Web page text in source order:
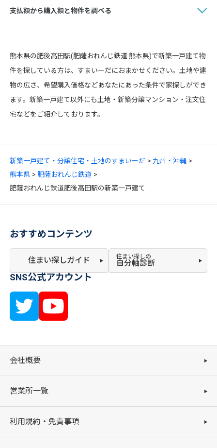
新築一戸建て・分譲住宅・土地のすまいーだ
九州・沖縄
熊本県
肥薩おれんじ鉄道
肥薩おれんじ鉄道肥後高田駅の新築一戸建て
支払額から購入額と物件を調べる
熊本県の肥後高田駅(肥薩おれんじ鉄道:熊本県)で新築一戸建て物
件を探している方は、すまいーだにおまかせください。土地や建
物の広さ、希望購入価格などあなたにあった条件で家探しができ
ます。新築一戸建て以外にも土地・新築分譲マンション・注文住
宅などをご紹介しております。
おすすめコンテンツ
住まい探しガイド 住まい探しの
自分軸診断
SNS公式アカウント
会社概要
営業所一覧
利用規約・免責事項